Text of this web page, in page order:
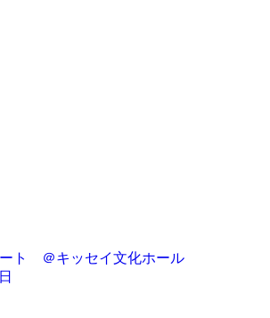
ト ＠キッセイ文化ホール